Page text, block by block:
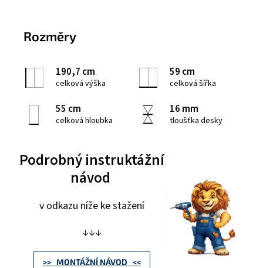
Rozměry
190,7 cm
celková výška
59 cm
celková šířka
55 cm
celková hloubka
16 mm
tloušťka desky
Podrobný instruktážní
návod
v odkazu níže ke stažení
↓↓↓
>> MONTÁŽNÍ NÁVOD <<